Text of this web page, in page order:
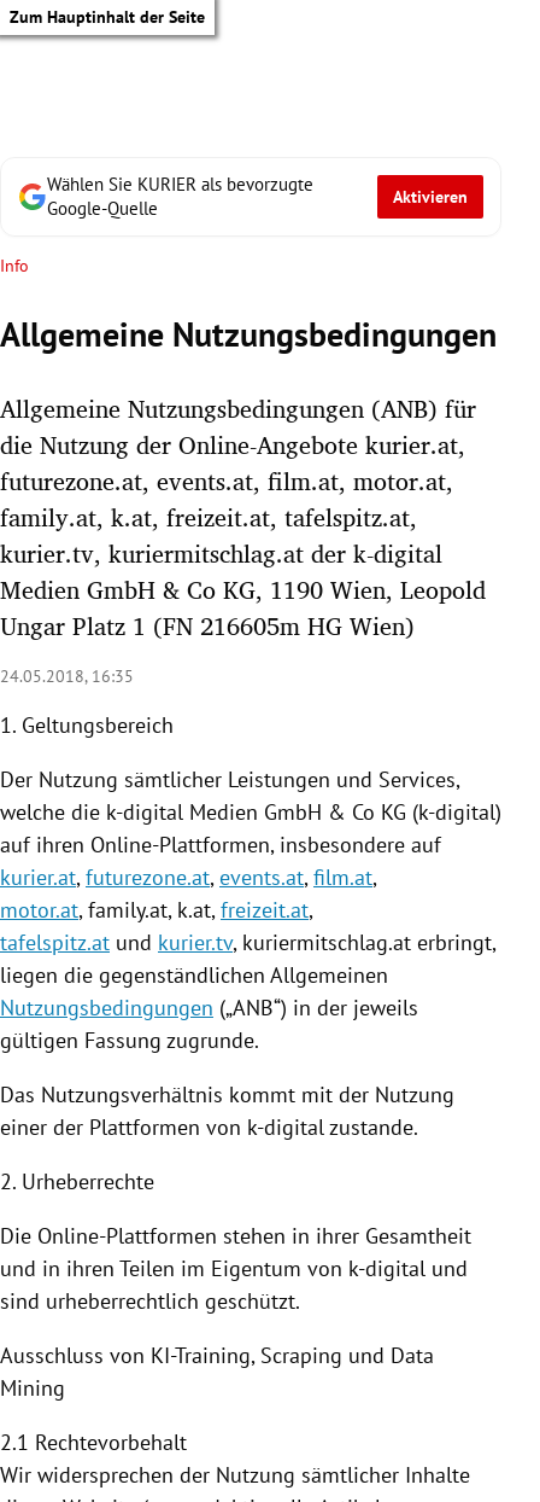
Zum Hauptinhalt der Seite
Untermenü
Untermenü
Untermenü
Untermenü
Untermenü
Untermenü
Untermenü
Untermenü
Untermenü
Untermenü
Wählen Sie KURIER als bevorzugte
Google-Quelle
Aktivieren
Info
Allgemeine Nutzungsbedingungen
Allgemeine Nutzungsbedingungen (ANB) für
die Nutzung der Online-Angebote kurier.at,
futurezone.at, events.at, film.at, motor.at,
family.at, k.at, freizeit.at, tafelspitz.at,
kurier.tv, kuriermitschlag.at der k-digital
Medien GmbH & Co KG, 1190 Wien, Leopold
Ungar Platz 1 (FN 216605m HG Wien)
24.05.2018, 16:35
1. Geltungsbereich
Der Nutzung sämtlicher Leistungen und Services,
welche die k-digital Medien GmbH & Co KG (k-digital)
auf ihren Online-Plattformen, insbesondere auf
kurier.at, futurezone.at, events.at, film.at,
motor.at, family.at, k.at, freizeit.at,
tafelspitz.at und kurier.tv, kuriermitschlag.at erbringt,
liegen die gegenständlichen Allgemeinen
Nutzungsbedingungen („ANB“) in der jeweils
gültigen Fassung zugrunde.
Das Nutzungsverhältnis kommt mit der Nutzung
einer der Plattformen von k-digital zustande.
2. Urheberrechte
Die Online-Plattformen stehen in ihrer Gesamtheit
und in ihren Teilen im Eigentum von k-digital und
sind urheberrechtlich geschützt.
Ausschluss von KI-Training, Scraping und Data
Mining
2.1 Rechtevorbehalt
Wir widersprechen der Nutzung sämtlicher Inhalte